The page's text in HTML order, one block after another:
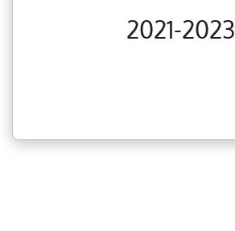
2021-2023